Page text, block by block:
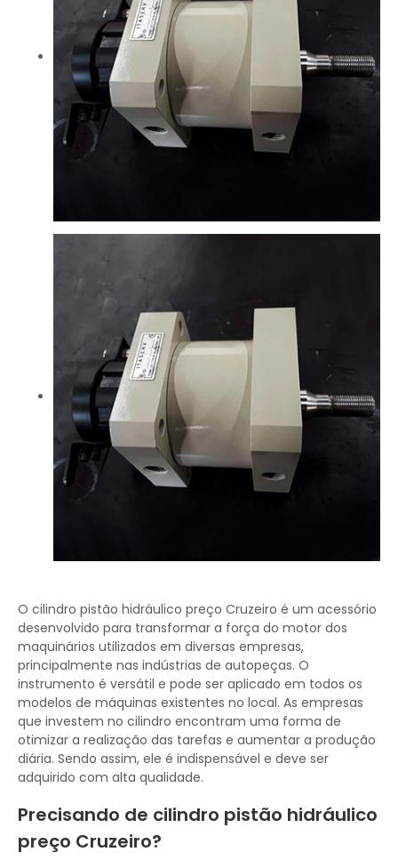
O cilindro pistão hidráulico preço Cruzeiro é um acessório
desenvolvido para transformar a força do motor dos
maquinários utilizados em diversas empresas,
principalmente nas indústrias de autopeças. O
instrumento é versátil e pode ser aplicado em todos os
modelos de máquinas existentes no local. As empresas
que investem no cilindro encontram uma forma de
otimizar a realização das tarefas e aumentar a produção
diária. Sendo assim, ele é indispensável e deve ser
adquirido com alta qualidade.
Precisando de cilindro pistão hidráulico
preço Cruzeiro?